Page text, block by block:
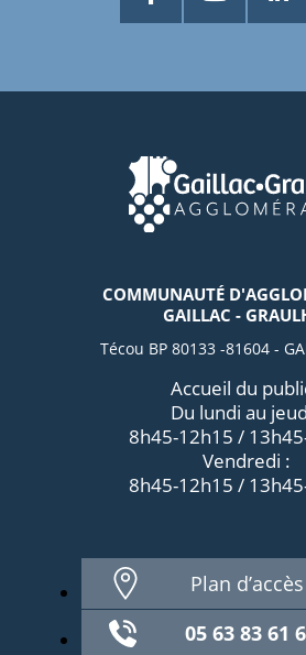
COMMUNAUTÉ
GAILLAC -
Técou BP 80133 -81604 -
Accueil du
Du lundi au
8h45-12h15 /
Vendredi :
8h45-12h15 /
Plan d’accès
05 63 83 61